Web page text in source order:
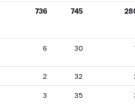
736 745
6 30
2 32
3 35